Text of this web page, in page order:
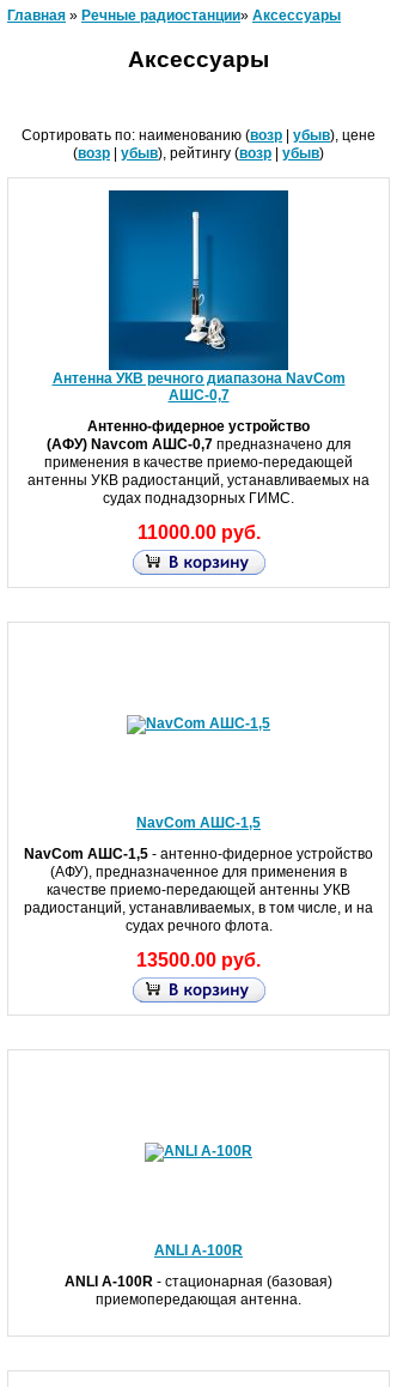
Главная » Речные радиостанц­ии» Аксессуары
Аксессуары
Сортировать по: наименованию (возр убыв), цене
(возр убыв), рейтингу (возр убыв)
Антенна УКВ речного диапазона NavCom
АШС-0,7
Антенно-фидерное устройство
(АФУ) Navcom АШС-0,7предназначено для
применения в качестве приемо-передающей
антенны УКВ радиостанций, устанавливаемых на
судах поднадзорных ГИМС.
11000.00 руб.
NavCom АШС-1,5
NavCom АШС-1,5 - антенно-фидерное устройство
(АФУ), предназначенное для применения в
качестве приемо-передающей антенны УКВ
радиостанций, устанавливаемых, в том числе, и на
судах речного флота.
13500.00 руб.
ANLI A-100R
ANLI A-100R - стационарная (базовая)
приемопередающая антенна.